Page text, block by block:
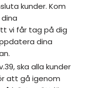
kunder. Kom
vi får tag på dig
dina
ska alla kunder
att gå igenom